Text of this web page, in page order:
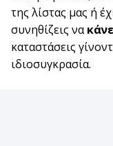
της λίστας μας ή
συνηθίζεις να
καταστάσεις
ιδιοσυγκρασία.